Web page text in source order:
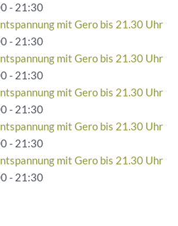
- 21:30
mit Gero bis 21.30 Uhr
- 21:30
mit Gero bis 21.30 Uhr
- 21:30
mit Gero bis 21.30 Uhr
- 21:30
mit Gero bis 21.30 Uhr
- 21:30
mit Gero bis 21.30 Uhr
- 21:30